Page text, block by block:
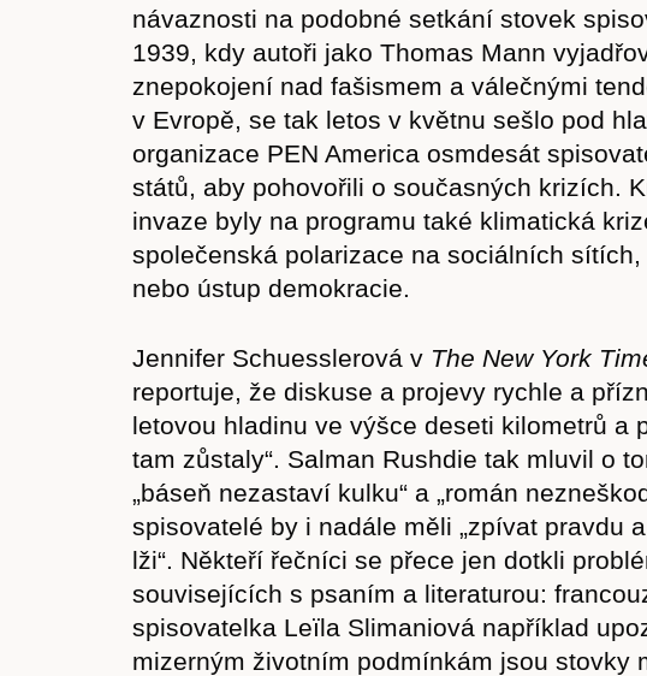
návaznosti na podobné setkání stovek
1939, kdy autoři jako Thomas Mann
znepokojení nad fašismem a válečnými
v Evropě, se tak letos v květnu sešlo pod
organizace PEN America osmdesát
států, aby pohovořili o současných krizích.
invaze byly na programu také klimatická
společenská polarizace na sociálních sítích,
nebo ústup demokracie.
Jennifer Schuesslerová v The New York
reportuje, že diskuse a projevy rychle a
letovou hladinu ve výšce deseti kilometrů a
tam zůstaly“. Salman Rushdie tak mluvil o
„báseň nezastaví kulku“ a „román
spisovatelé by i nadále měli „zpívat pravdu
lži“. Někteří řečníci se přece jen dotkli
souvisejících s psaním a literaturou:
spisovatelka Leïla Slimaniová například
mizerným životním podmínkám jsou stovky